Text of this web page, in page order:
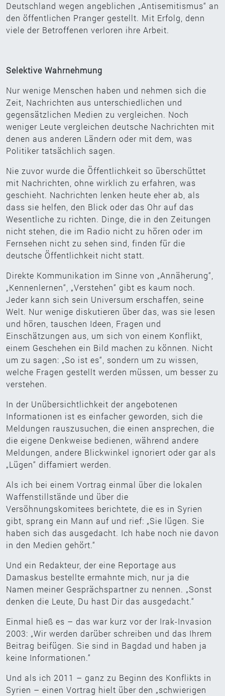
Deutschland wegen angeblichen „Antisemitismus“ an
den öffentlichen Pranger gestellt. Mit Erfolg, denn
viele der Betroffenen verloren ihre Arbeit.
Selektive Wahrnehmung
Nur wenige Menschen haben und nehmen sich die
Zeit, Nachrichten aus unterschiedlichen und
gegensätzlichen Medien zu vergleichen. Noch
weniger Leute vergleichen deutsche Nachrichten mit
denen aus anderen Ländern oder mit dem, was
Politiker tatsächlich sagen.
Nie zuvor wurde die Öffentlichkeit so überschüttet
mit Nachrichten, ohne wirklich zu erfahren, was
geschieht. Nachrichten lenken heute eher ab, als
dass sie helfen, den Blick oder das Ohr auf das
Wesentliche zu richten. Dinge, die in den Zeitungen
nicht stehen, die im Radio nicht zu hören oder im
Fernsehen nicht zu sehen sind, finden für die
deutsche Öffentlichkeit nicht statt.
Direkte Kommunikation im Sinne von „Annäherung“,
„Kennenlernen“, „Verstehen“ gibt es kaum noch.
Jeder kann sich sein Universum erschaffen, seine
Welt. Nur wenige diskutieren über das, was sie lesen
und hören, tauschen Ideen, Fragen und
Einschätzungen aus, um sich von einem Konflikt,
einem Geschehen ein Bild machen zu können. Nicht
um zu sagen: „So ist es“, sondern um zu wissen,
welche Fragen gestellt werden müssen, um besser zu
verstehen.
In der Unübersichtlichkeit der angebotenen
Informationen ist es einfacher geworden, sich die
Meldungen rauszusuchen, die einen ansprechen, die
die eigene Denkweise bedienen, während andere
Meldungen, andere Blickwinkel ignoriert oder gar als
„Lügen“ diffamiert werden.
Als ich bei einem Vortrag einmal über die lokalen
Waffenstillstände und über die
Versöhnungskomitees berichtete, die es in Syrien
gibt, sprang ein Mann auf und rief: „Sie lügen. Sie
haben sich das ausgedacht. Ich habe noch nie davon
in den Medien gehört.“
Und ein Redakteur, der eine Reportage aus
Damaskus bestellte ermahnte mich, nur ja die
Namen meiner Gesprächspartner zu nennen. „Sonst
denken die Leute, Du hast Dir das ausgedacht.“
Einmal hieß es – das war kurz vor der Irak-Invasion
2003: „Wir werden darüber schreiben und das Ihrem
Beitrag beifügen. Sie sind in Bagdad und haben ja
keine Informationen.“
Und als ich 2011 – ganz zu Beginn des Konflikts in
Syrien – einen Vortrag hielt über den „schwierigen